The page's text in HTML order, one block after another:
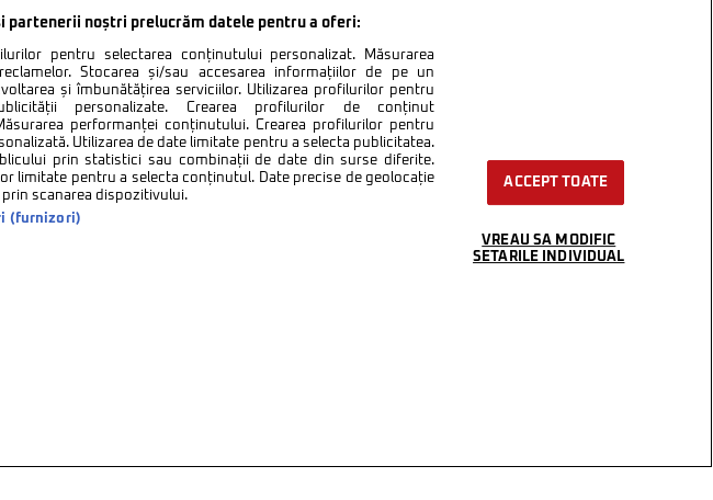
partenerii noștri prelucrăm datele pentru a oferi:
pentru selectarea conținutului personalizat. Măsurarea
Stocarea și/sau accesarea informațiilor de pe un
și îmbunătățirea serviciilor. Utilizarea profilurilor pentru
personalizate. Crearea profilurilor de conținut
performanței conținutului. Crearea profilurilor pentru
Utilizarea de date limitate pentru a selecta publicitatea.
prin statistici sau combinații de date din surse diferite.
limitate pentru a selecta conținutul. Date precise de geolocație
scanarea dispozitivului.
(furnizori)
ACCEPT TOATE
VREAU SA MODIFIC
SETARILE INDIVIDUAL